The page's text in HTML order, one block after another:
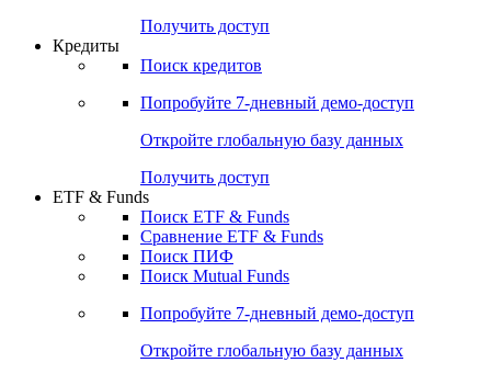
Попробуйте7-дневный
Откройте глобальную базу данных
Получить доступ
Поиск кредитов
Попробуйте7-дневный
Откройте глобальную базу данных
Получить доступ
ETF & Funds
Сравнение ETF & Funds
Поиск Mutual Funds